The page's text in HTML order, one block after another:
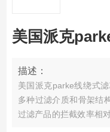
美国派克
描述：
美国派克parke线绕式
多种过滤介质和骨架结
过滤产品的拦截效率相